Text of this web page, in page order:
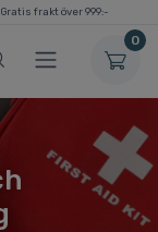
Gratis frakt över 999:-
0